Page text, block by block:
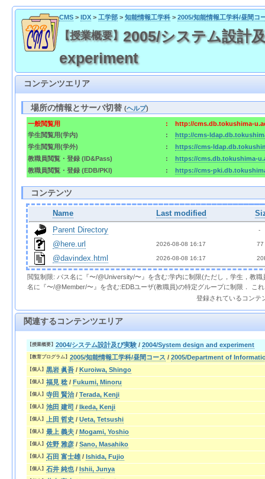
CMS> IDX> 工学部> 知能情報工学科> 2005/知能情報工学科/昼間コ
【授業概要】 2005/システム設計
experiment
コンテンツエリア
場所の情報とサーバ切替(ヘルプ)
一般閲覧用 :
http://cms.db.tokushima-
学生閲覧用(学内)
:
http://cms-
学生閲覧用(学外)
:
https://cms-
教職員閲覧・登録 (ID&Pass)
:
https://cms.db.tokushima-
教職員閲覧・登録 (EDB/PKI)
: https://cms-
コンテンツ
Name Last modified
Parent Directory
  -
@here.url 2026-08-08 16:17 77
@davindex.html 2026-08-08 16:17
閲覧制限: パス名に『〜/@University/〜』を含む:学内に制限(ただし，学生，教
名に『〜/@Member/〜』を含む:EDBユーザ(教職員)の特定グループに制限． こ
登録されているコンテ
関連するコンテンツエリア
【授業概要】 2004/システム設計及び実験 / 2004/System design and experiment
【教育プログラム】 2005/知能情報工学科/昼間コース / 2005/Department of
【個人】 黒岩 眞吾 / Kuroiwa, Shingo
【個人】 福見 稔 / Fukumi, Minoru
【個人】 寺田 賢治/ Terada, Kenji
【個人】 池田 建司 / Ikeda, Kenji
【個人】 上田 哲史 / Ueta, Tetsushi
【個人】 最上 義夫 / Mogami, Yoshio
【個人】 佐野 雅彦 / Sano, Masahiko
【個人】 石田 富士雄/ Ishida, Fujio
【個人】 石井 純也/ Ishii, Junya